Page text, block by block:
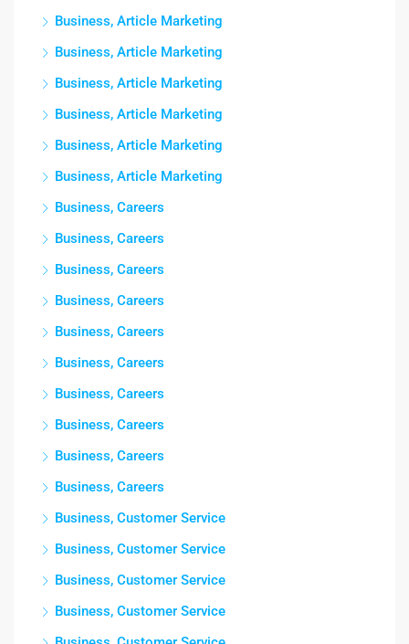
Business, Article Marketing
Business, Article Marketing
Business, Article Marketing
Business, Article Marketing
Business, Article Marketing
Business, Article Marketing
Business, Careers
Business, Careers
Business, Careers
Business, Careers
Business, Careers
Business, Careers
Business, Careers
Business, Careers
Business, Careers
Business, Careers
Business, Customer Service
Business, Customer Service
Business, Customer Service
Business, Customer Service